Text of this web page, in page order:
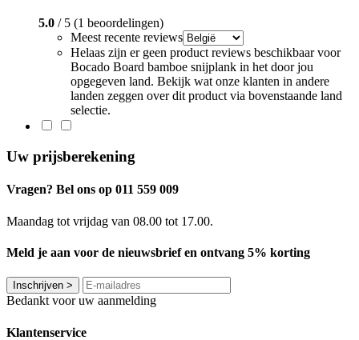
5.0 / 5 (1 beoordelingen)
Meest recente reviews
Helaas zijn er geen product reviews beschikbaar voor
Bocado Board bamboe snijplank in het door jou
opgegeven land. Bekijk wat onze klanten in andere
landen zeggen over dit product via bovenstaande land
selectie.
Uw prijsberekening
Vragen? Bel ons op 011 559 009
Maandag tot vrijdag van 08.00 tot 17.00.
Meld je aan voor de nieuwsbrief en ontvang 5% korting
Inschrijven >
Bedankt voor uw aanmelding
Klantenservice